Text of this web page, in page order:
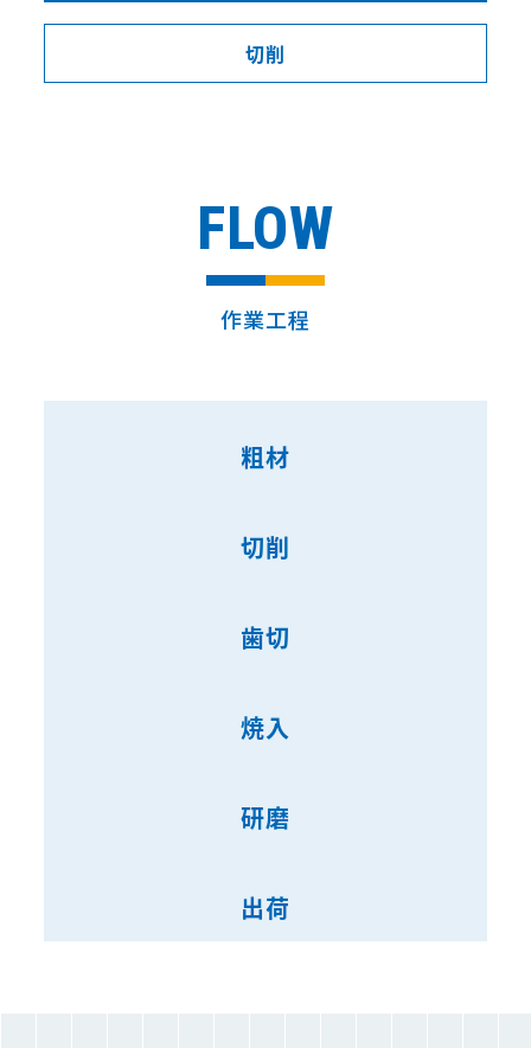
切削
FLOW
作業工程
粗材
切削
歯切
焼入
研磨
出荷